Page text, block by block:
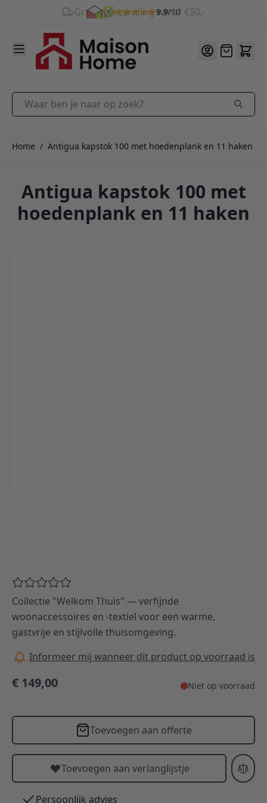
9.9/10
Ga naar de inhoud
Offerte
Waar ben je naar op zoek?
Home / Antigua kapstok 100 met hoedenplank en 11 haken
Antigua kapstok 100 met
hoedenplank en 11 haken
Collectie "Welkom Thuis" — verfijnde
woonaccessoires en -textiel voor een warme,
gastvrije en stijlvolle thuisomgeving.
Informeer mij wanneer dit product op voorraad is
€ 149,00 Niet op voorraad
Toevoegen aan offerte
Toevoegen aan verlanglijstje
Persoonlijk advies